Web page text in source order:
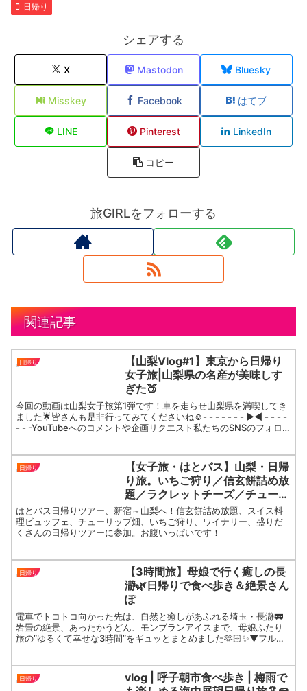
日帰り
シェアする
X Mastodon Bluesky
Misskey Facebook はてブ
LINE Pinterest LinkedIn
コピー
旅GIRLをフォローする
関連記事
日帰り
【山梨Vlog#1】東京から日帰り
女子旅|山梨県の名産が美味しす
ぎた🍑
今回の動画は山梨女子旅第1弾です！車を走らせ山梨県を満喫してき
ました🌟皆さんも是非行ってみてくださいね☺️- - - - - - - ▶︎◀︎ - - - -
- - -YouTubeへのコメントや企画リクエスト私たちのSNSのフォロ
日帰り
【女子旅・はとバス】山梨・日帰
り旅。いちご狩り／信玄餅詰め放
題／ラクレットチーズ／チューリ
ップ畑／スイス料理／ハイジの村
／シャトー酒折／バスツアー
はとバス日帰りツアー、新宿～山梨へ！信玄餅詰め放題、スイス料
理ビュッフェ、チューリップ畑、いちご狩り、ワイナリー、盛りだ
くさんの日帰りツアーに参加。お腹いっぱいです！
日帰り
【3時間旅】母娘で行く癒しの長
瀞🌿日帰りで食べ歩き＆絶景さん
ぽ
電車でトコトコ向かった先は、自然と癒しがあふれる埼玉・長瀞🚃
岩畳の絶景、あったかうどん、モンブランアイスまで、母娘ふたり
旅の“ゆるくて幸せな3時間”をギュッとまとめました🫶🏻✨▼フルバ
日帰り
vlog | 呼子朝市食べ歩き | 梅雨で